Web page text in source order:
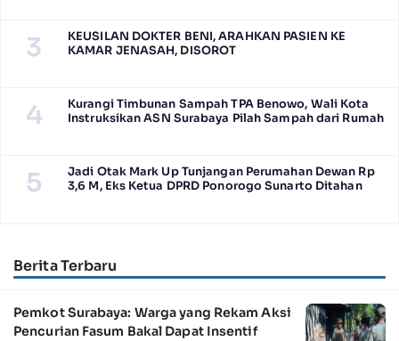
3
KEUSILAN DOKTER BENI, ARAHKAN PASIEN KE
KAMAR JENASAH, DISOROT
4
Kurangi Timbunan Sampah TPA Benowo, Wali Kota
Instruksikan ASN Surabaya Pilah Sampah dari Rumah
5
Jadi Otak Mark Up Tunjangan Perumahan Dewan Rp
3,6 M, Eks Ketua DPRD Ponorogo Sunarto Ditahan
Berita Terbaru
Pemkot Surabaya: Warga yang Rekam Aksi
Pencurian Fasum Bakal Dapat Insentif